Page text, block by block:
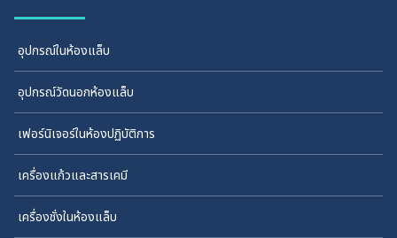
อุปกรณ์ในห้องแล็บ
อุปกรณ์วัดนอกห้องแล็บ
เฟอร์นิเจอร์ในห้องปฏิบัติการ
เครื่องแก้วและสารเคมี
เครื่องชั่งในห้องแล็บ